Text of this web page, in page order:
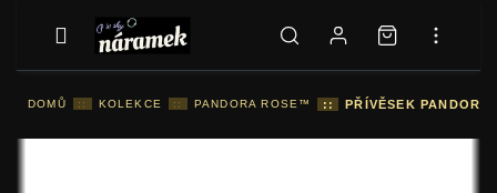
DOMŮ :: KOLEKCE :: PANDORA ROSE™ :: PŘÍVĚSEK